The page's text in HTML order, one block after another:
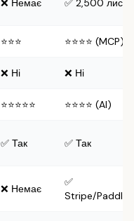
❌ Немає ✅ 2,500 листів
⭐⭐⭐ ⭐⭐⭐⭐ (MCP)
❌ Ні ❌ Ні
⭐⭐⭐⭐⭐ ⭐⭐⭐⭐ (AI)
✅ Так ✅ Так
❌ Немає
✅
Stripe/Paddle/